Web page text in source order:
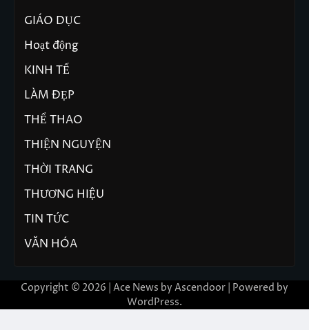
GIÁO DỤC
Hoạt động
KINH TẾ
LÀM ĐẸP
THỂ THAO
THIỆN NGUYỆN
THỜI TRANG
THƯƠNG HIỆU
TIN TỨC
VĂN HÓA
Copyright © 2026 | Ace News by Ascendoor | Powered by
WordPress.